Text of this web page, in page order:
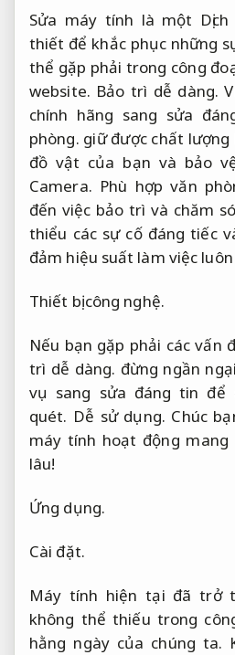
Sửa máy tính là một
thiết để khắc phục những
thể gặp phải trong công
website. Bảo trì dễ dàng.
chính hãng sang sửa
phòng. giữ được chất
đồ vật của bạn và bảo
Camera. Phù hợp văn
đến việc bảo trì và chăm
thiểu các sự cố đáng tiếc
đảm hiệu suất làm việc luôn
Thiết bị công nghệ.
Nếu bạn gặp phải các vấn
trì dễ dàng. đừng ngần
vụ sang sửa đáng tin để
quét. Dễ sử dụng. Chúc
máy tính hoạt động mang
lâu!
Ứng dụng.
Cài đặt.
Máy tính hiện tại đã trở
không thể thiếu trong
hằng ngày của chúng ta.